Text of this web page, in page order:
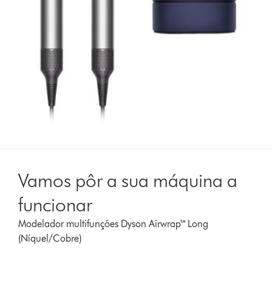
Vamos pôr a sua máquina a
funcionar
Modelador multifunções Dyson Airwrap™ Long
(Níquel/Cobre)